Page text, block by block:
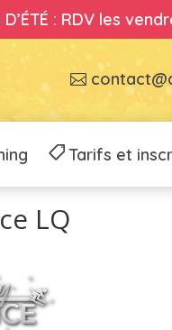
D’ÉTÉ : RDV les
Tarifs et
LQ